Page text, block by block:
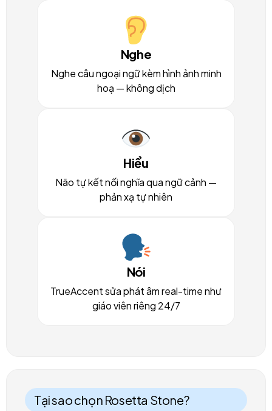
Nghe
Nghe câu ngoại ngữ kèm hình ảnh minh
hoạ — không dịch
Hiểu
Não tự kết nối nghĩa qua ngữ cảnh —
phản xạ tự nhiên
Nói
TrueAccent sửa phát âm real-time như
giáo viên riêng 24/7
Tại sao chọn Rosetta Stone?